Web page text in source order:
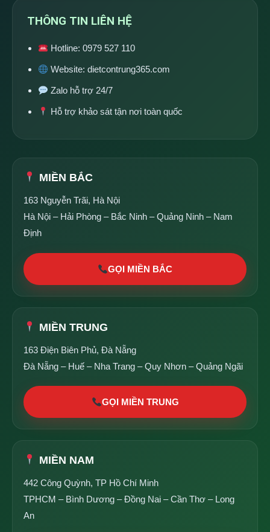
THÔNG TIN LIÊN HỆ
Hotline:0979 527 110
Website:dietcontrung365.com
Zalo hỗ trợ 24/7
Hỗ trợ khảo sát tận nơi toàn quốc
MIỀN BẮC
163 Nguyễn Trãi, Hà Nội
Hà Nội – Hải Phòng – Bắc Ninh – Quảng Ninh – Nam
Định
GỌI MIỀN BẮC
MIỀN TRUNG
163 Điện Biên Phủ, Đà Nẵng
Đà Nẵng – Huế – Nha Trang – Quy Nhơn – Quảng Ngãi
GỌI MIỀN TRUNG
MIỀN NAM
442 Công Quỳnh, TP Hồ Chí Minh
TPHCM – Bình Dương – Đồng Nai – Cần Thơ – Long
An